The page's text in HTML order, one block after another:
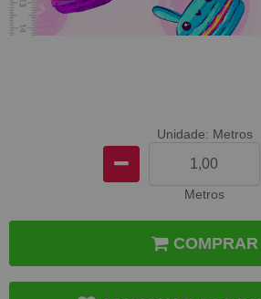
Unidade: Metros
Metros
COMPRAR